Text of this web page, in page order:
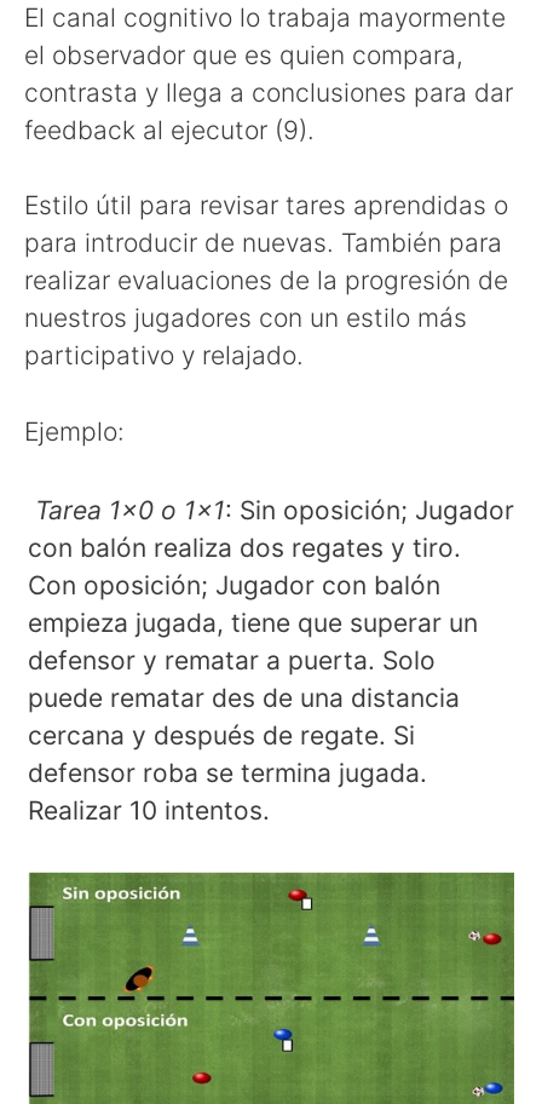
El canal cognitivo lo trabaja mayormente
el observador que es quien compara,
contrasta y llega a conclusiones para dar
feedback al ejecutor (9).
Estilo útil para revisar tares aprendidas o
para introducir de nuevas. También para
realizar evaluaciones de la progresión de
nuestros jugadores con un estilo más
participativo y relajado.
Ejemplo:
Tarea 1×0 o 1×1: Sin oposición; Jugador
con balón realiza dos regates y tiro.
Con oposición; Jugador con balón
empieza jugada, tiene que superar un
defensor y rematar a puerta. Solo
puede rematar des de una distancia
cercana y después de regate. Si
defensor roba se termina jugada.
Realizar 10 intentos.